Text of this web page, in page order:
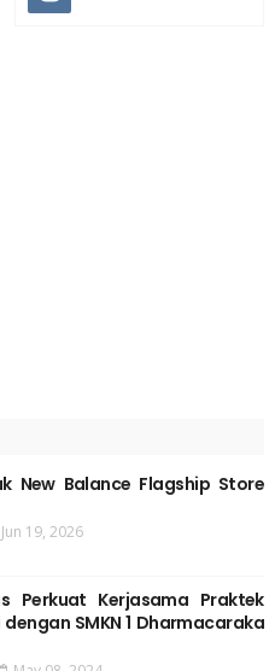
New Balance Flagship Store
Jun 19, 2026
Perkuat Kerjasama Praktek
SMKN 1 Dharmacaraka